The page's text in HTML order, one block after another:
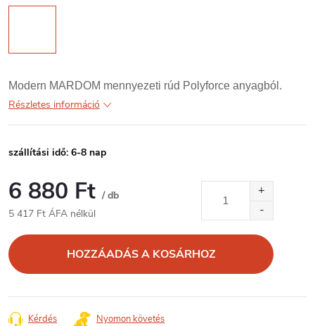
Modern MARDOM mennyezeti rúd Polyforce anyagból.
Részletes információ
szállítási idő: 6-8 nap
6 880 Ft / db
5 417 Ft ÁFA nélkül
HOZZÁADÁS A KOSÁRHOZ
Kérdés Nyomon követés